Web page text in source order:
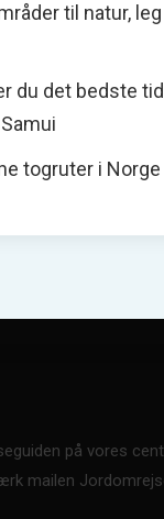
til natur,
du det bedste
togruter i
på vores
mailen